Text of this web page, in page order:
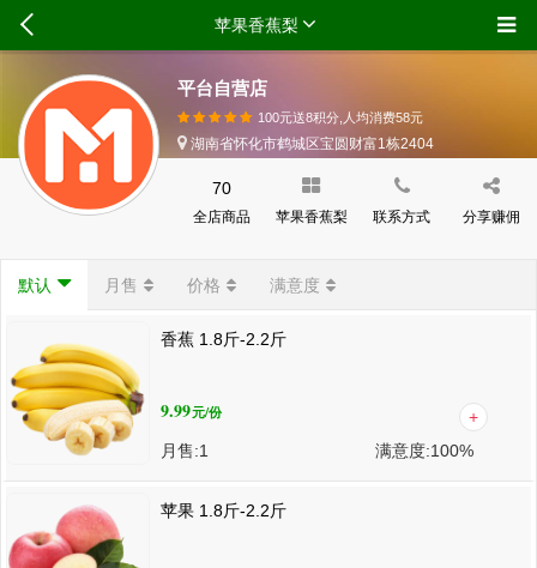
平台自营店
100元送8积分,人均消费58元
湖南省怀化市鹤城区宝圆财富1栋2404
70
全店商品 苹果香蕉梨 联系方式 分享赚佣
默认 月售 价格 满意度
香蕉 1.8斤-2.2斤
9.99元/份
月售:1 满意度:100%
苹果 1.8斤-2.2斤
苹果香蕉梨